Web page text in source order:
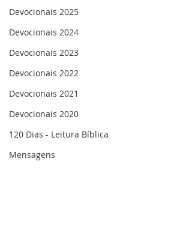
Devocionais 2025
Devocionais 2024
Devocionais 2023
Devocionais 2022
Devocionais 2021
Devocionais 2020
120 Dias - Leitura Bíblica
Mensagens